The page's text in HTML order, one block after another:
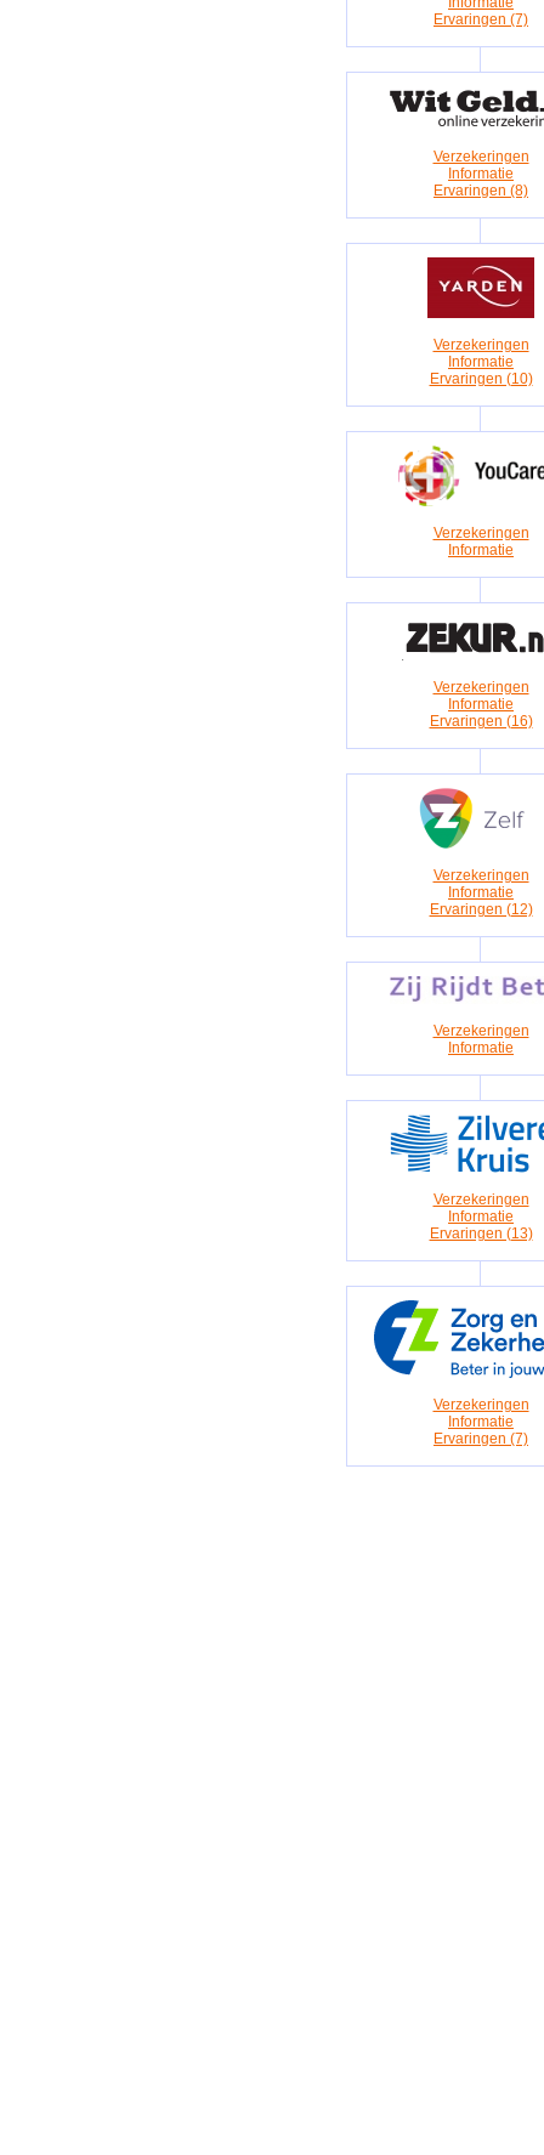
Ervaringen (7)
Verzekeringen
Informatie
Ervaringen (8)
Verzekeringen
Informatie
Ervaringen (10)
Verzekeringen
Informatie
Verzekeringen
Informatie
Ervaringen (16)
Verzekeringen
Informatie
Ervaringen (12)
Verzekeringen
Informatie
Verzekeringen
Informatie
Ervaringen (13)
Verzekeringen
Informatie
Ervaringen (7)